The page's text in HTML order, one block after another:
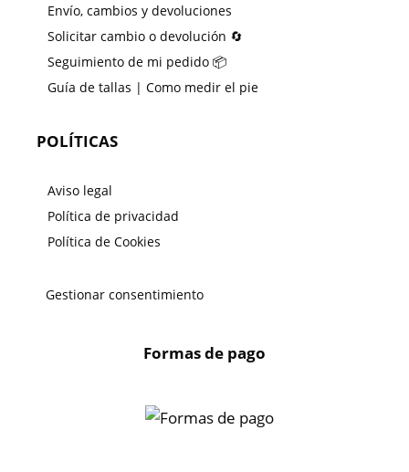
Envío, cambios y devoluciones
Solicitar cambio o devolución 🔄
Seguimiento de mi pedido 📦
Guía de tallas | Como medir el pie
POLÍTICAS
Aviso legal
Política de privacidad
Política de Cookies
Gestionar consentimiento
Formas de pago